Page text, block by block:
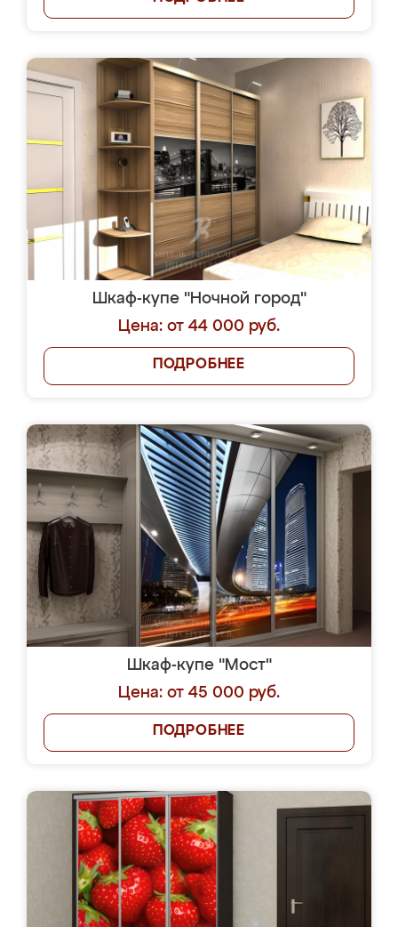
Шкаф-купе "Ночной город"
Цена: от 44 000 руб.
ПОДРОБНЕЕ
Шкаф-купе "Мост"
Цена: от 45 000 руб.
ПОДРОБНЕЕ